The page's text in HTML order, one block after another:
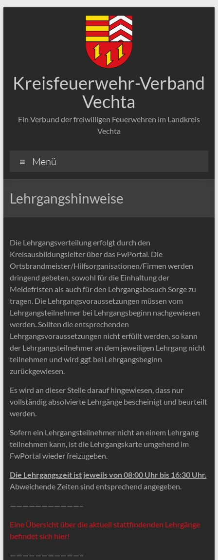
Kreisfeuerwehr-Verband
Vechta
Ein Verbund der freiwilligen Feuerwehren im Landkreis
Vechta
Menü
Lehrgangshinweise
Die Lehrgangsverteilung erfolgt durch den
Kreisausbildungsleiter über das FwPortal. Die
Ortsbrandmeister/Hilfsorganisationen/Firmen werden
dringend gebeten, sowohl für die Einhaltung der
Meldefristen als auch für den Lehrgangsbesuch Sorge zu
tragen. Die Lehrgangsvoraussetzungen müssen vom
Lehrgangsteilnehmer bei Lehrgangsbeginn nachgewiesen
werden. Sollten die entsprechenden
Lehrgangsvoraussetzungen nicht erfüllt werden, so kann
der Lehrgangsteilnehmer an dem jeweiligen Lehrgang nicht
teilnehmen und wird ggf. bei Lehrgangsbeginn
zurückgewiesen.
Es wird an dieser Stelle darauf hingewiesen, dass nur
vollständig absolvierte Lehrgänge bescheinigt und beurteilt
werden.
Sofern ein Lehrgangsteilnehmer nicht an einem Lehrgang
teilnehmen kann, ist die Lehrgangskarte umgehend im
FwPortal wieder freizugeben.
Die Lehrgangszeit ist jeweils von 08:00 Uhr bis 16:30 Uhr.
Abweichende Zeiten sind entsprechend angegeben.
———————————–
Eine Übersicht über die aktuell stattfindenden Lehrgänge
befindet sich hier!
———————————–